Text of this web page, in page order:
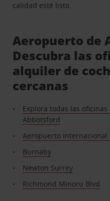
calidad esté listo.
Aeropuerto de
Descubra las
alquiler de
cercanas
Explora todas las
Abbotsford
Aeropuerto Internacional
Burnaby
Newton Surrey
Richmond Minoru Blvd